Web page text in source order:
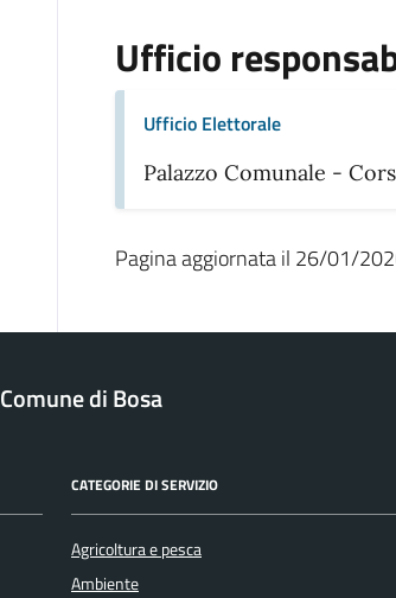
Ufficio
Ufficio Elettorale
Palazzo Comunale -
Pagina aggiornata il 26/01/
Comune di Bosa
CATEGORIE DI SERVIZIO
Agricoltura e pesca
Ambiente